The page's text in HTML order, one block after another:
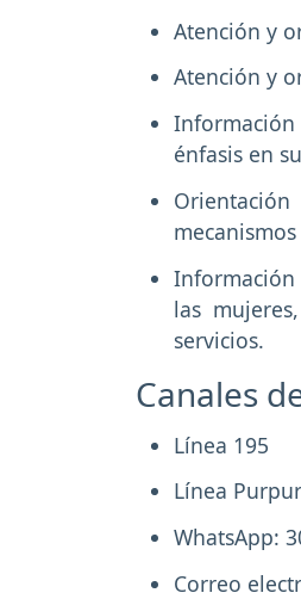
Atención y
Atención y
énfasis en
las
servicios.
Canales
Línea 195
Línea
WhatsApp:
Correo